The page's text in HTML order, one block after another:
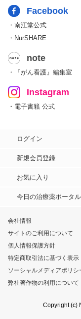
Facebook
・南江堂公式
・NurSHARE
note
・『がん看護』編集室
Instagram
・電子書籍 公式
ログイン
新規会員登録
お気に入り
今日の治療薬ポータ
会社情報
サイトのご利用について
個人情報保護方針
特定商取引法に基づく表示
ソーシャルメディアポリシ
弊社著作物の利用について
Copyright (c)